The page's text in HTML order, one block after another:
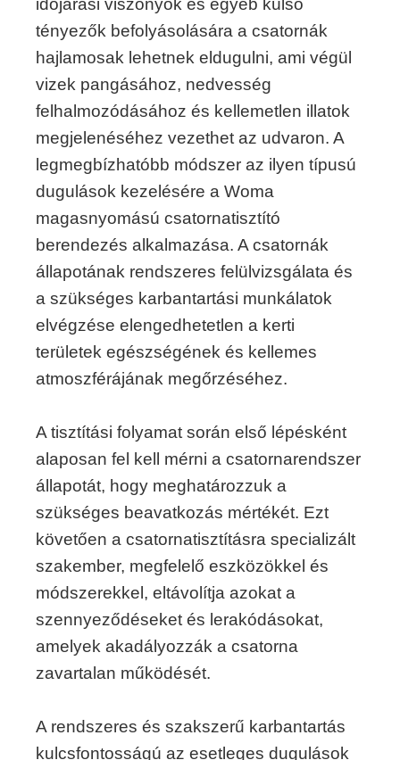
időjárási viszonyok és egyéb külső
tényezők befolyásolására a csatornák
hajlamosak lehetnek eldugulni, ami végül
vizek pangásához, nedvesség
felhalmozódásához és kellemetlen illatok
megjelenéséhez vezethet az udvaron. A
legmegbízhatóbb módszer az ilyen típusú
dugulások kezelésére a Woma
magasnyomású csatornatisztító
berendezés alkalmazása. A csatornák
állapotának rendszeres felülvizsgálata és
a szükséges karbantartási munkálatok
elvégzése elengedhetetlen a kerti
területek egészségének és kellemes
atmoszférájának megőrzéséhez.
A tisztítási folyamat során első lépésként
alaposan fel kell mérni a csatornarendszer
állapotát, hogy meghatározzuk a
szükséges beavatkozás mértékét. Ezt
követően a csatornatisztításra specializált
szakember, megfelelő eszközökkel és
módszerekkel, eltávolítja azokat a
szennyeződéseket és lerakódásokat,
amelyek akadályozzák a csatorna
zavartalan működését.
A rendszeres és szakszerű karbantartás
kulcsfontosságú az esetleges dugulások